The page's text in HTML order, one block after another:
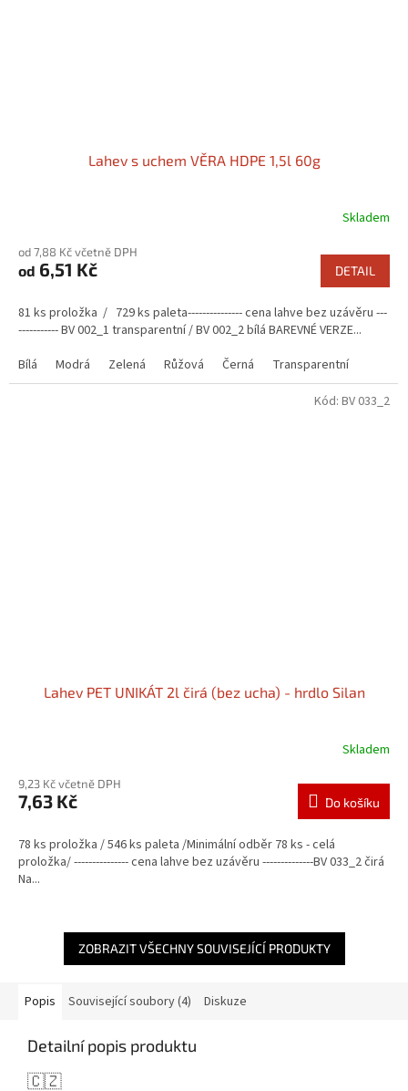
Lahev s uchem VĚRA HDPE 1,5l 60g
Skladem
od 7,88 Kč včetně DPH
od 6,51 Kč DETAIL
81 ks proložka / 729 ks paleta--------------- cena lahve bez uzávěru ---
----------- BV 002_1 transparentní / BV 002_2 bílá BAREVNÉ VERZE...
Bílá
Modrá Zelená Růžová Černá Transparentní
Lahev PET UNIKÁT 2l čirá (bez ucha) - hrdlo Silan
Skladem
9,23 Kč včetně DPH
7,63 Kč Do košíku
78 ks proložka / 546 ks paleta /Minimální odběr 78 ks - celá
proložka/ --------------- cena lahve bez uzávěru --------------BV 033_2 čirá
Na...
Kód: BV 033_2
ZOBRAZIT VŠECHNY SOUVISEJÍCÍ PRODUKTY
Popis Související soubory (4) Diskuze
Detailní popis produktu
🇨🇿